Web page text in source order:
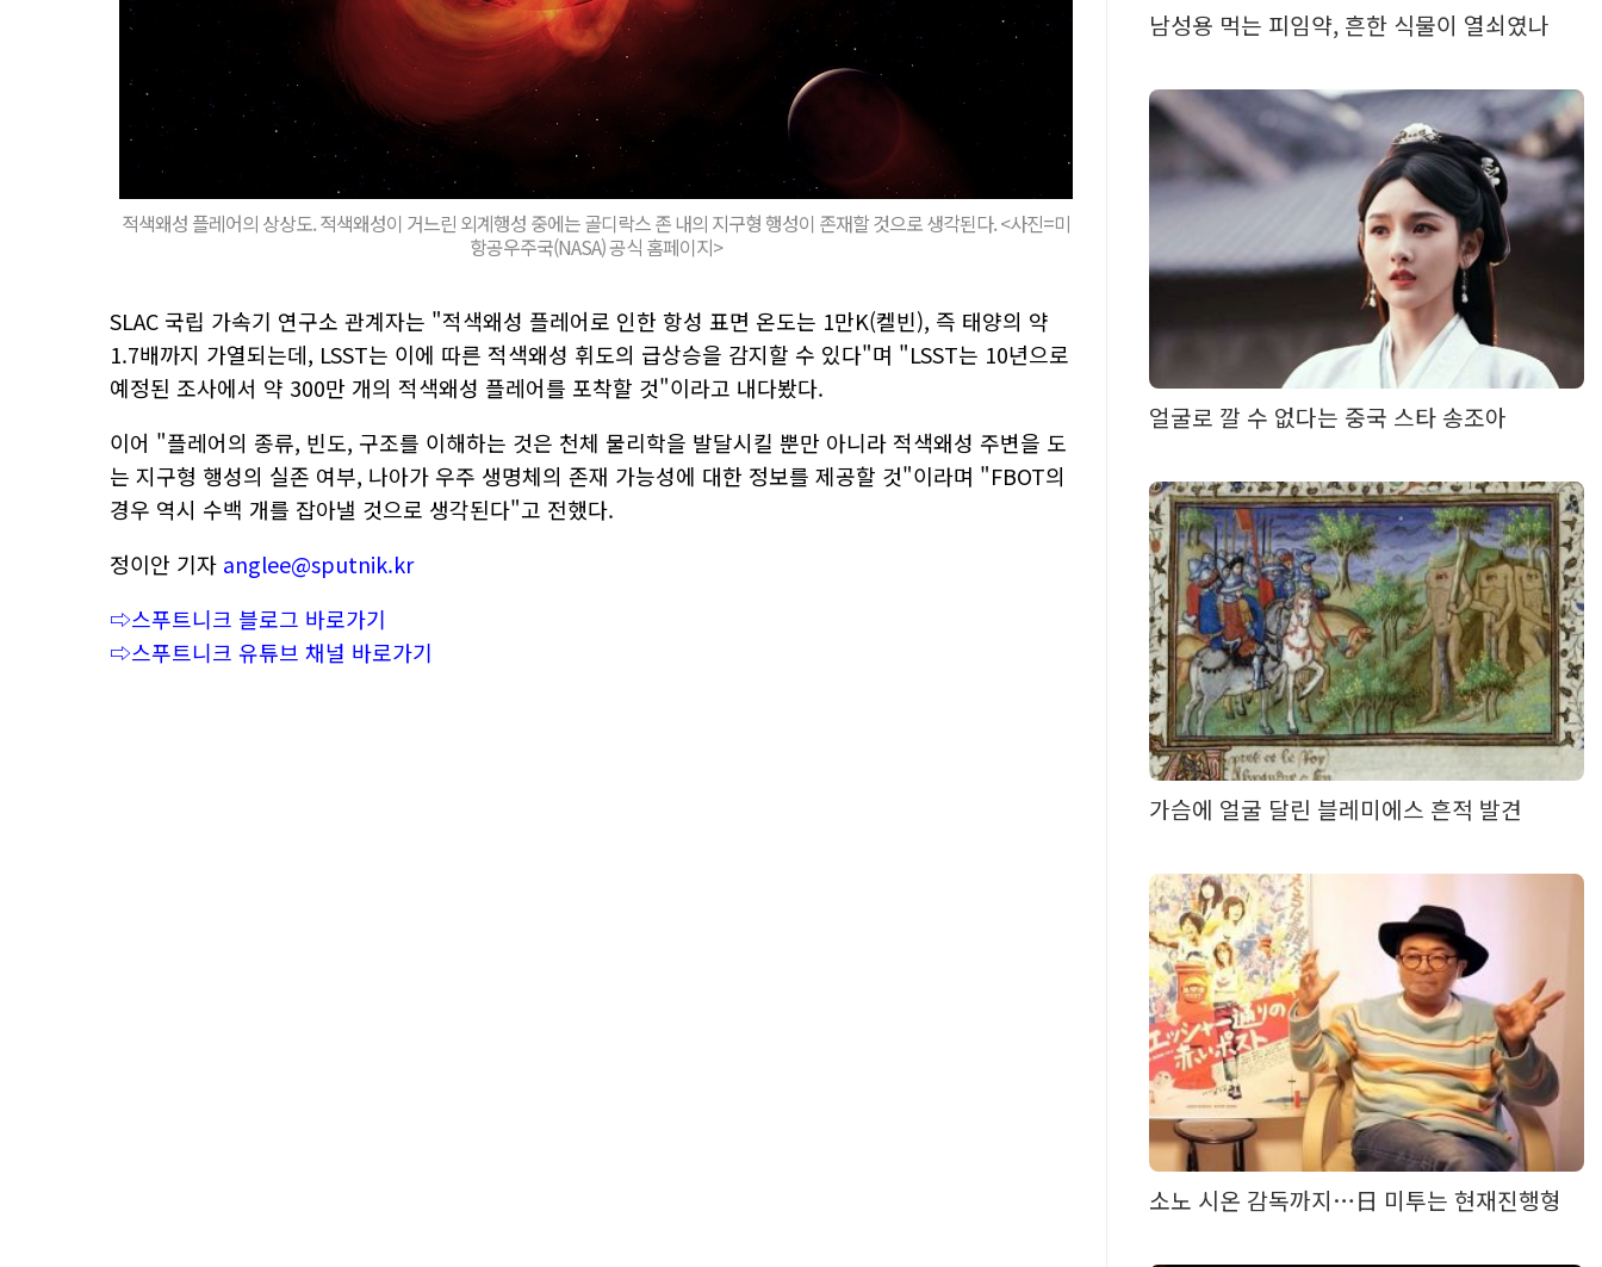
적색왜성 플레어의 상상도. 적색왜성이 거느린 외계행성 중에는 골디락스 존 내의 지구형 행성이 존재할 것으로 생각된다. <사진=미
항공우주국(NASA) 공식 홈페이지>
SLAC 국립 가속기 연구소 관계자는 "적색왜성 플레어로 인한 항성 표면 온도는 1만K(켈빈), 즉 태양의 약
1.7배까지 가열되는데, LSST는 이에 따른 적색왜성 휘도의 급상승을 감지할 수 있다"며 "LSST는 10년으로
예정된 조사에서 약 300만 개의 적색왜성 플레어를 포착할 것"이라고 내다봤다.
이어 "플레어의 종류, 빈도, 구조를 이해하는 것은 천체 물리학을 발달시킬 뿐만 아니라 적색왜성 주변을 도
는 지구형 행성의 실존 여부, 나아가 우주 생명체의 존재 가능성에 대한 정보를 제공할 것"이라며 "FBOT의
경우 역시 수백 개를 잡아낼 것으로 생각된다"고 전했다.
정이안 기자 anglee@sputnik.kr
⇨스푸트니크 블로그 바로가기
⇨스푸트니크 유튜브 채널 바로가기
남성용 먹는 피임약, 흔한 식물이 열쇠였나
얼굴로 깔 수 없다는 중국 스타 송조아
가슴에 얼굴 달린 블레미에스 흔적 발견
소노 시온 감독까지…日 미투는 현재진행형